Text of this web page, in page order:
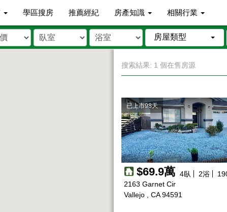
學區搜房 推薦經紀 房產知識 相關行業
房屋類型
搜索結果: 1 個在售房源
已上市98天
$69.9萬 4臥 2浴
2163 Garnet Cir
Vallejo , CA 94591